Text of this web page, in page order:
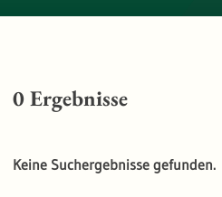
0Ergebnisse
Keine Suchergebnisse gefunden.